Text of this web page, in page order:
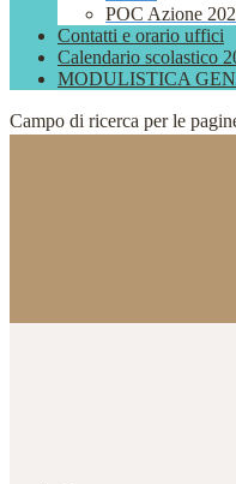
POC Azione
Contatti e orario uffici
Calendario scolastico
MODULISTICA
Campo di ricerca per le